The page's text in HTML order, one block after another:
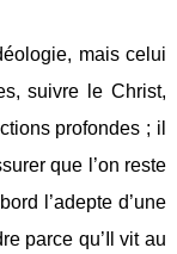
mais celui
suivre le Christ,
profondes ; il
que l’on reste
l’adepte d’une
parce qu’Il vit au